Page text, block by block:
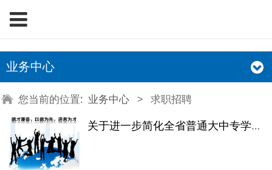
业务中心
您当前的位置: 业务中心 > 求职招聘
关于进一步简化全省普通大中专学校毕业生就业手续有关事项的通知